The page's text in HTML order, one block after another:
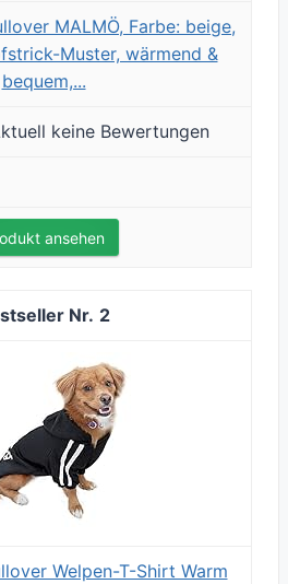
MALMÖ, Farbe: beige,
Muster, wärmend &
bequem,...
keine Bewertungen
ansehen
2
Welpen-T-Shirt Warm